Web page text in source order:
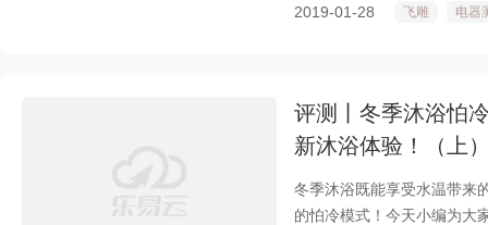
2019-01-28 飞雕 电器
评测丨冬季沐浴怕
新沐浴体验！（上
冬季沐浴既能享受水温带来
的怕冷模式！今天小编为大